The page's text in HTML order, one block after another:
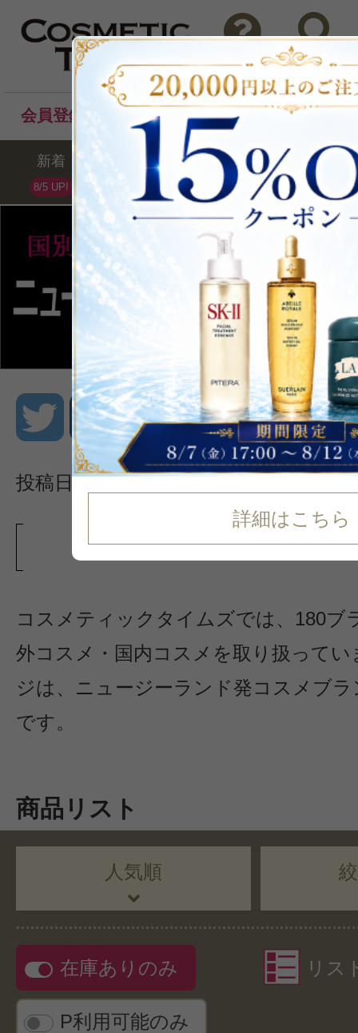
問い合わせ 検索
会員登録後のお買い物でポイントプレゼント！
新着
8/5 UP!
セール ランキング ブ
詳細はこちら
投稿日：2025/01/11
ニュージーランドコスメ
コスメティックタイムズでは、180ブ
外コスメ・国内コスメを取り扱って
ジは、ニュージーランド発コスメブ
です。
商品リスト
人気順
在庫ありのみ
P利用可能のみ
リス